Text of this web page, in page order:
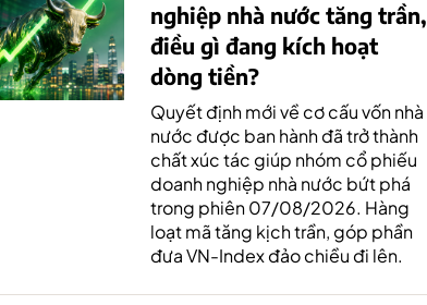
nghiệp nhà nước tăng trần,
điều gì đang kích hoạt
dòng tiền?
Quyết định mới về cơ cấu vốn nhà
nước được ban hành đã trở thành
chất xúc tác giúp nhóm cổ phiếu
doanh nghiệp nhà nước bứt phá
trong phiên 07/08/2026. Hàng
loạt mã tăng kịch trần, góp phần
đưa VN-Index đảo chiều đi lên.